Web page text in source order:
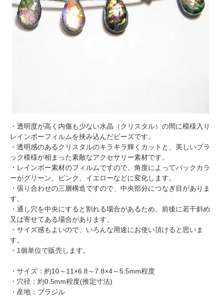
・透明度が高く内傷も少ない水晶（クリスタル）の間に模様入り
レインボーフィルムを挟み込んだビーズです。
・透明感のあるクリスタルのキラキラ輝くカットと、美しいブラ
ック模様が相まった素敵なアクセサリー素材です。
・レインボー素材のフィルムですので、角度によってバックカラ
ーがグリーン、ピンク、イエローなどに変化します。
・張り合わせの三層構造ですので、中央部分につなぎ目がありま
す。
・通し穴を中央にすると割れる場合があるため、前後に若干斜め
又は寄せてある場合があります。
・サイズ感もよいので、いろんな用途にお使い頂けると思いま
す。
・1個単位で販売します。
・サイズ：約10～11×6.8～7.8×4～5.5mm程度
・穴径：約0.5mm程度(推定寸法)
・産地：ブラジル